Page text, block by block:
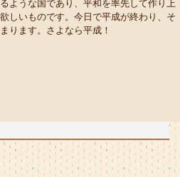
ような国であり、平和を率先して作り上
しいものです。今日で平成が終わり、そ
ります。さよなら平成！